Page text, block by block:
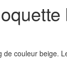
couleur beige.